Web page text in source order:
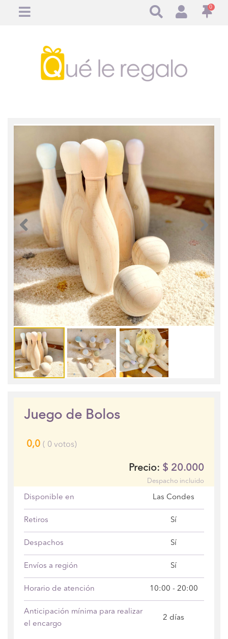
0
Anterior
Juego de Bolos
0,0 ( 0 votos)
Precio: $ 20.000
Despacho incluido
Disponible en Las Condes
Retiros Sí
Despachos Sí
Envíos a región Sí
Horario de atención 10:00 - 20:00
Anticipación mínima para realizar
el encargo
2 días